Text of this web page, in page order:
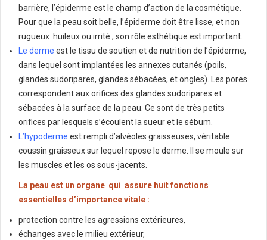
barrière, l’épiderme est le champ d’action de la cosmétique.
Pour que la peau soit belle, l’épiderme doit être lisse, et non
rugueux huileux ou irrité ; son rôle esthétique est important.
Le derme est le tissu de soutien et de nutrition de l’épiderme,
dans lequel sont implantées les annexes cutanés (poils,
glandes sudoripares, glandes sébacées, et ongles). Les pores
correspondent aux orifices des glandes sudoripares et
sébacées à la surface de la peau. Ce sont de très petits
orifices par lesquels s’écoulent la sueur et le sébum.
L’hypoderme est rempli d’alvéoles graisseuses, véritable
coussin graisseux sur lequel repose le derme. Il se moule sur
les muscles et les os sous-jacents.
La peau est un organe qui assure huit fonctions
essentielles d’importance vitale :
protection contre les agressions extérieures,
échanges avec le milieu extérieur,